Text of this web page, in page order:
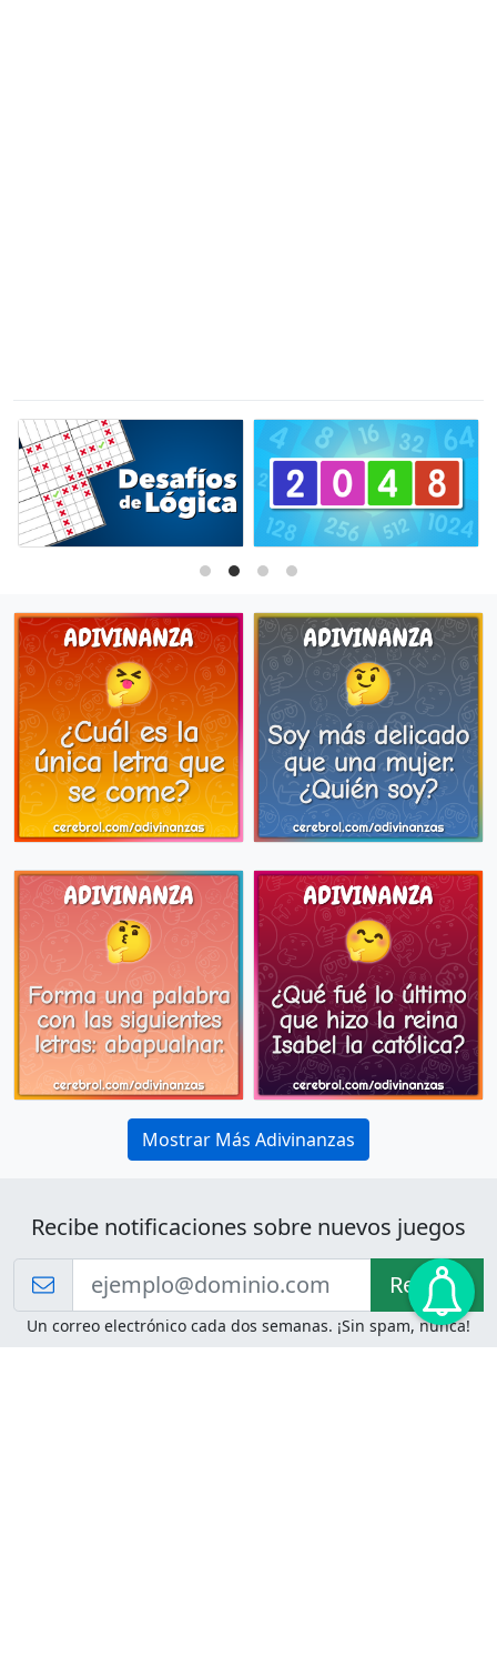
Mostrar Más Adivinanzas
Recibe notificaciones sobre nuevos juegos
Recibir!
Un correo electrónico cada dos semanas. ¡Sin spam, nunca!